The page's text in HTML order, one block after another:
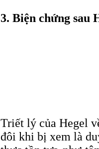
3. Biện chứng sau
Triết lý của Hegel
đôi khi bị xem là